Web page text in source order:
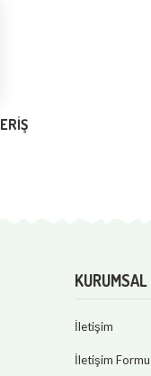
KURUMSAL
İletişim
İletişim Formu